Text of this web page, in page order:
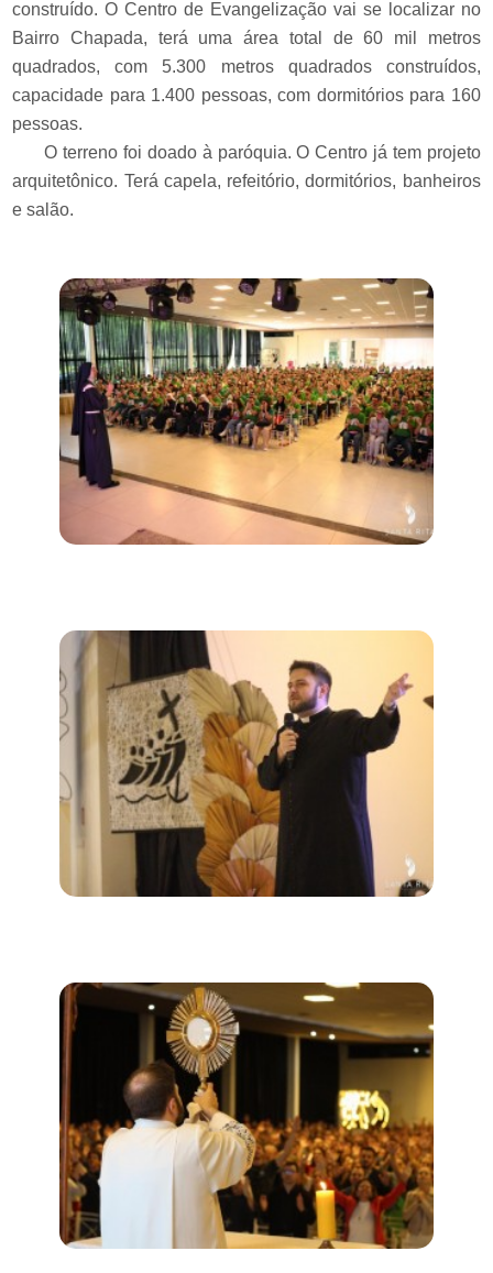
construído. O Centro de Evangelização vai se localizar no
Bairro Chapada, terá uma área total de 60 mil metros
quadrados, com 5.300 metros quadrados construídos,
capacidade para 1.400 pessoas, com dormitórios para 160
pessoas.
O terreno foi doado à paróquia. O Centro já tem projeto
arquitetônico. Terá capela, refeitório, dormitórios, banheiros
e salão.